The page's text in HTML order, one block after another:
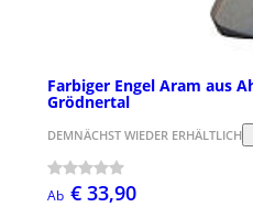
Farbiger Engel Aram aus
Grödnertal
DEMNÄCHST WIEDER ERHÄLTLICH
Ab € 33,90